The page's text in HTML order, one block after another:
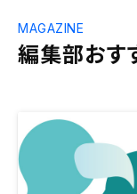
編集部おす
MAGAZINE